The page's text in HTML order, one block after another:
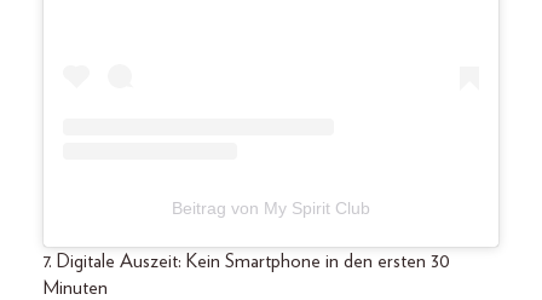
Beitrag von My Spirit Club
7. Digitale Auszeit: Kein Smartphone in den ersten 30
Minuten